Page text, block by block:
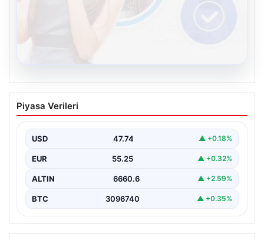
Kelebek.Org İle Dijital İletişimin Seviyeli
Adresi Ve Chat Deneyimi
iletişim oluşturması ciddi bir değer barındırmaktadır.
Halen birçok…
Piyasa Verileri
USD 47.74 ▲ +0.18%
EUR 55.25 ▲ +0.32%
ALTIN 6660.6 ▲ +2.59%
BTC 3096740 ▲ +0.35%